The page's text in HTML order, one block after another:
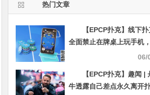
热门文章
【EPCP扑克】线下
全面禁止在牌桌上玩手机，
06/
【EPCP扑克】趣闻 |
牛透露自己差点永久离开